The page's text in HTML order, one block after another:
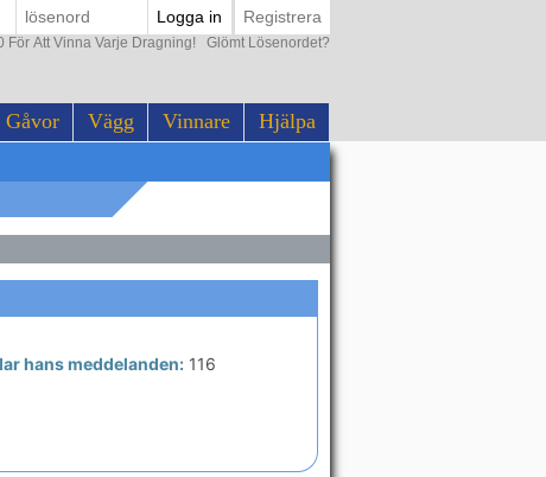
Gåvor Vägg Vinnare Hjälpa
Logga in Registrera
För Att Vinna Varje Dragning! Glömt Lösenordet?
hans meddelanden:116